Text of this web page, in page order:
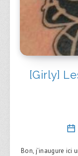
[Girly]
Bon, j’inaugure ici